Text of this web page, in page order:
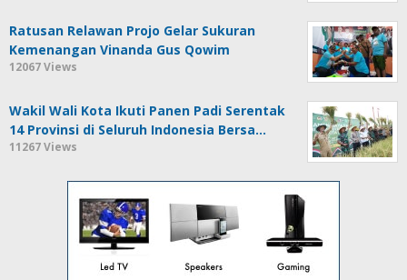
Ratusan Relawan Projo Gelar Sukuran
Kemenangan Vinanda Gus Qowim
12067 Views
Wakil Wali Kota Ikuti Panen Padi Serentak
14 Provinsi di Seluruh Indonesia Bersa…
11267 Views